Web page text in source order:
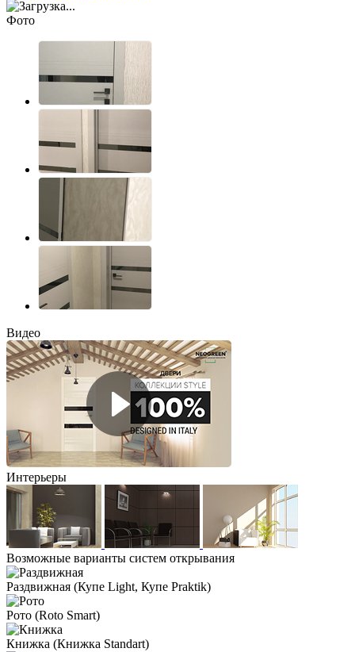
Фото
Видео
Интерьеры
Возможные варианты систем открывания
Раздвижная (Купе Light, Купе Praktik)
Рото (Roto Smart)
Книжка (Книжка Standart)